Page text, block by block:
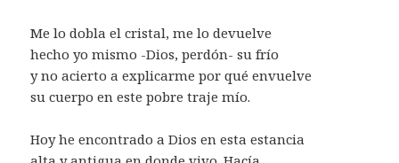
Me lo dobla el cristal, me lo devuelve
hecho yo mismo -Dios, perdón- su frío
y no acierto a explicarme por qué envuelve
su cuerpo en este pobre traje mío.
Hoy he encontrado a Dios en esta estancia